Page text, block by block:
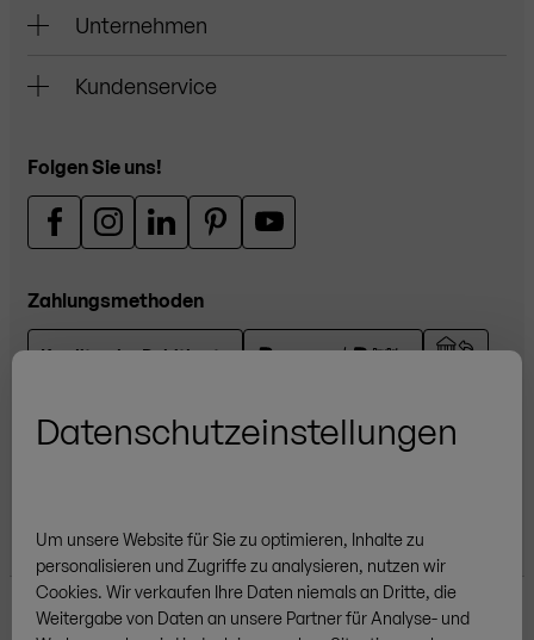
Datenschutzeinstellungen
Um unsere Website für Sie zu optimieren, Inhalte zu
personalisieren und Zugriffe zu analysieren, nutzen wir
Cookies. Wir verkaufen Ihre Daten niemals an Dritte, die
Weitergabe von Daten an unsere Partner für Analyse- und
Unternehmen
Kundenservice
Folgen Sie uns!
Zahlungsmethoden
Kredit- oder Debitkarte
Zertifizierungen